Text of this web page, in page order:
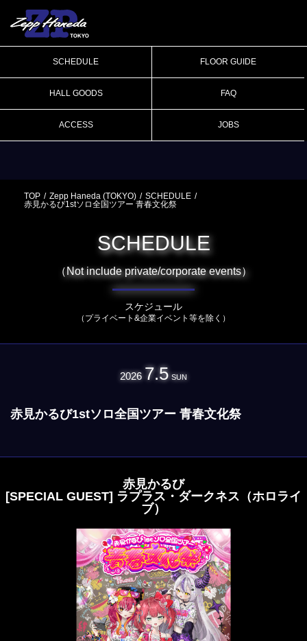
SCHEDULE FLOOR GUIDE
HALL GOODS FAQ
ACCESS JOBS
TOP Zepp Haneda (TOKYO)
SCHEDULE
赤見かるび1stソロ全国ツアー 青春文化祭
SCHEDULE
（Not include private/corporate events）
スケジュール
（プライベート&企業イベント等を除く）
2026 7.5 SUN
赤見かるび1stソロ全国ツアー 青春文化祭
赤見かるび
[SPECIAL GUEST] ラプラス・ダークネス（ホロライ
ブ）